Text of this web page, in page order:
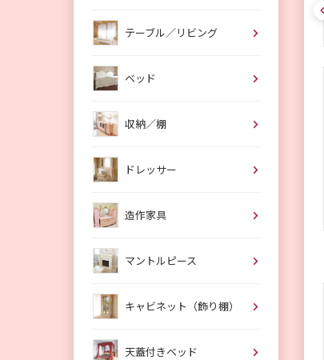
テーブル／リビング
ベッド
収納／棚
ドレッサー
造作家具
マントルピース
キャビネット（飾り棚）
天蓋付きベッド